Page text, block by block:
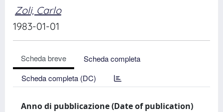
Zoli, Carlo
1983-01-01
Scheda breve
Scheda completa
Scheda completa (DC)
Anno di pubblicazione (Date of publication)